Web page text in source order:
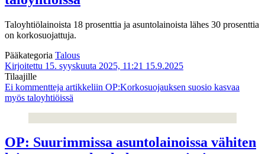
Taloyhtiölainoista 18 prosenttia ja asuntolainoista lähes 30 prosenttia
on korkosuojattuja.
Pääkategoria Talous
Kirjoitettu 15. syyskuuta 2025, 11:21 15.9.2025
Tilaajille
Ei kommentteja artikkeliin OP:Korkosuojauksen suosio kasvaa
myös taloyhtiöissä
OP: Suurimmissa asuntolainoissa vähiten